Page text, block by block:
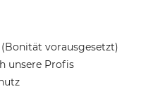
vorausgesetzt)
unsere Profis